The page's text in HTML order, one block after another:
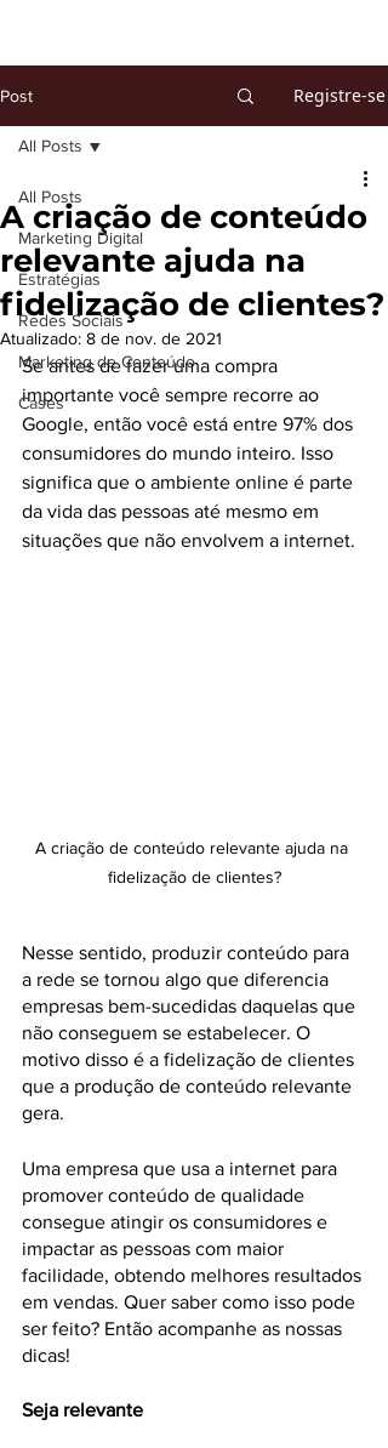
Post Registre-se
All Posts
Marketing Digital
Estratégias
Redes Sociais
Marketing de Conteúdo
Cases
All Posts
A criação de conteúdo
relevante ajuda na
fidelização de clientes?
Atualizado: 8 de nov. de 2021
Se antes de fazer uma compra
importante você sempre recorre ao
Google, então você está entre 97% dos
consumidores do mundo inteiro. Isso
significa que o ambiente online é parte
da vida das pessoas até mesmo em
situações que não envolvem a internet.
A criação de conteúdo relevante ajuda na
fidelização de clientes?
Nesse sentido, produzir conteúdo para
a rede se tornou algo que diferencia
empresas bem-sucedidas daquelas que
não conseguem se estabelecer. O
motivo disso é a fidelização de clientes
que a produção de conteúdo relevante
gera.
Uma empresa que usa a internet para
promover conteúdo de qualidade
consegue atingir os consumidores e
impactar as pessoas com maior
facilidade, obtendo melhores resultados
em vendas. Quer saber como isso pode
ser feito? Então acompanhe as nossas
dicas!
Seja relevante